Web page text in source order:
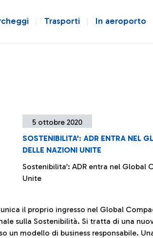
Trasporti In aeroporto
5 ottobre 2020
SOSTENIBILITA’: ADR ENTRA NEL
DELLE NAZIONI UNITE
Sostenibilita’: ADR entra nel Global
Unite
il proprio ingresso nel Global
sulla Sostenibilità. Si tratta di una
un modello di business responsabile.